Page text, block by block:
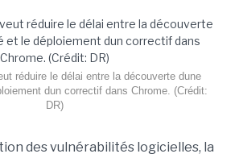
réduire le délai entre la découverte dune
dun correctif dans Chrome. (Crédit:
DR)
des vulnérabilités logicielles, la